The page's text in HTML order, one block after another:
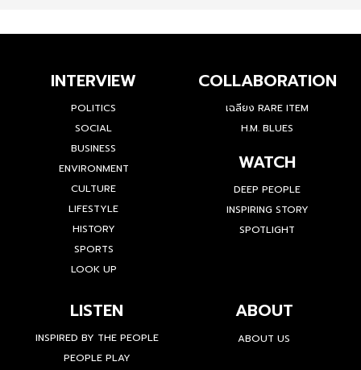
INTERVIEW
POLITICS
SOCIAL
BUSINESS
ENVIRONMENT
CULTURE
LIFESTYLE
HISTORY
SPORTS
LOOK UP
COLLABORATION
เฉลียง RARE ITEM
H.M. BLUES
WATCH
DEEP PEOPLE
INSPIRING STORY
SPOTLIGHT
LISTEN
INSPIRED BY THE PEOPLE
PEOPLE PLAY
ABOUT
ABOUT US